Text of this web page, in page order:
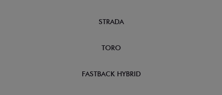
STRADA
TORO
FASTBACK HYBRID